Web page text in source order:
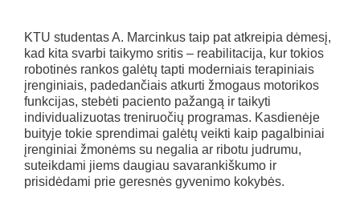
KTU studentas A. Marcinkus taip pat atkreipia dėmesį,
kad kita svarbi taikymo sritis – reabilitacija, kur tokios
robotinės rankos galėtų tapti moderniais terapiniais
įrenginiais, padedančiais atkurti žmogaus motorikos
funkcijas, stebėti paciento pažangą ir taikyti
individualizuotas treniruočių programas. Kasdienėje
buityje tokie sprendimai galėtų veikti kaip pagalbiniai
įrenginiai žmonėms su negalia ar ribotu judrumu,
suteikdami jiems daugiau savarankiškumo ir
prisidėdami prie geresnės gyvenimo kokybės.